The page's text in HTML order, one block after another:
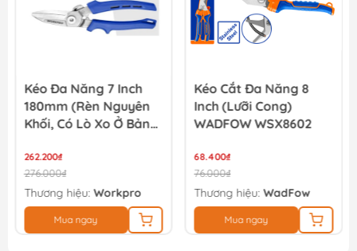
Kéo Đa Năng 7 Inch
180mm (Rèn Nguyên
Khối, Có Lò Xo Ở Bản
WP214035
262.200₫
276.000₫
Thương hiệu: Workpro
Mua ngay
Kéo Cắt Đa Năng 8
Inch (Lưỡi Cong)
WADFOW WSX8602
68.400₫
76.000₫
Thương hiệu:WadFow
Mua ngay